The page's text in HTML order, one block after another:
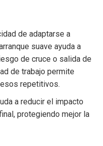
de adaptarse a
suave ayuda a
de cruce o salida de
de trabajo permite
repetitivos.
a reducir el impacto
protegiendo mejor la